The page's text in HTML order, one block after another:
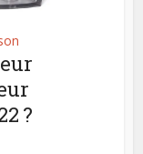
?